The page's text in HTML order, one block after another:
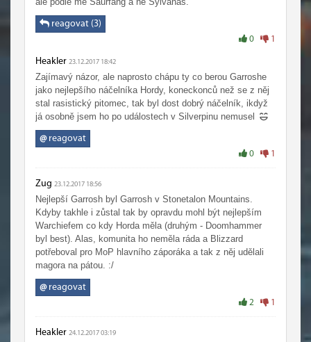
reagovat (3)
0 1
Heakler 23.12.2017 18:42
Zajímavý názor, ale naprosto chápu ty co berou Garroshe
jako nejlepšího náčelníka Hordy, koneckonců než se z něj
stal rasistický pitomec, tak byl dost dobrý náčelník, ikdyž
já osobně jsem ho po událostech v Silverpinu nemusel
@reagovat
0 1
Zug 23.12.2017 18:56
Nejlepší Garrosh byl Garrosh v Stonetalon Mountains.
Kdyby takhle i zůstal tak by opravdu mohl být nejlepším
Warchiefem co kdy Horda měla (druhým - Doomhammer
byl best). Alas, komunita ho neměla ráda a Blizzard
potřeboval pro MoP hlavního záporáka a tak z něj udělali
magora na pátou. :/
@reagovat
2 1
Heakler 24.12.2017 03:19